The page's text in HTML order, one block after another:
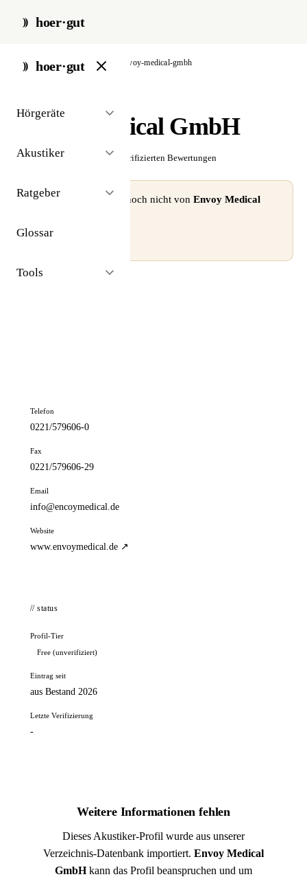
hoer·gut
hoer·gut
Hörgeräte
Akustiker
Ratgeber
Glossar
Tools
start / akustiker / köln envoy-medical-gmbh
Envoy Medical GmbH
☆☆☆☆☆ Noch keine verifizierten Bewertungen
⚠ Dieses Profil wurde noch nicht von Envoy Medical
Profil beanspruchen →
Telefon
0221/579606-0
Fax
0221/579606-29
Email
info@encoymedical.de
Website
www.envoymedical.de ↗
// status
Profil-Tier
Free (unverifiziert)
Eintrag seit
aus Bestand 2026
Letzte Verifizierung
-
Weitere Informationen fehlen
Dieses Akustiker-Profil wurde aus unserer
Verzeichnis-Datenbank importiert. Envoy Medical
GmbHkann das Profil beanspruchen und um